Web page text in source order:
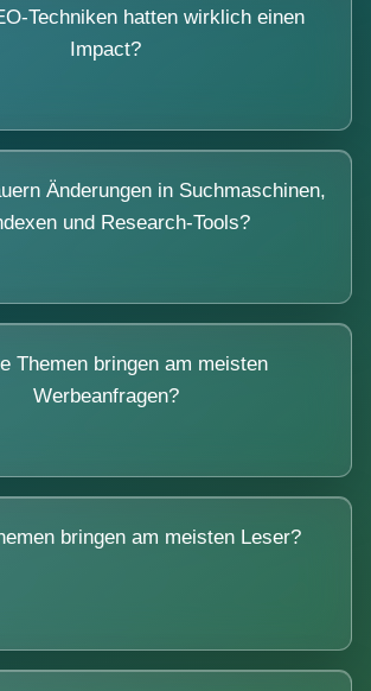
Techniken hatten wirklich einen
Impact?
Änderungen in Suchmaschinen,
und Research-Tools?
Themen bringen am meisten
Werbeanfragen?
bringen am meisten Leser?